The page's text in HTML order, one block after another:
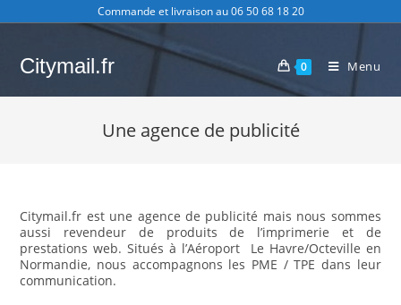
to
Commande et livraison au 06 50 68 18 20
Citymail.fr 0 Menu
Une agence de publicité
Citymail.fr est une agence de publicité mais nous sommes
aussi revendeur de produits de l’imprimerie et de
prestations web. Situés à l’Aéroport Le Havre/Octeville en
Normandie, nous accompagnons les PME / TPE dans leur
communication.